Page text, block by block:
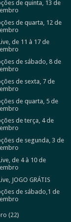
de quinta, 13 de
de quarta, 12 de
de 11 à 17 de
de sábado, 8 de
de sexta, 7 de
de quarta, 5 de
de terça, 4 de
de segunda, 3 de
de 4 à 10 de
JOGO GRÁTIS
de sábado,1 de
(22)